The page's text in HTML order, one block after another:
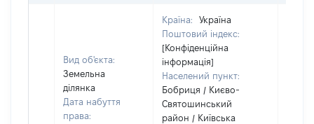
Вид об'єкта:
Земельна
ділянка
Дата набуття
права:
Країна:
Україна
Поштовий індекс:
[Конфіденційна
інформація]
Населений пункт:
Бобриця / Києво-
Святошинський
район / Київська